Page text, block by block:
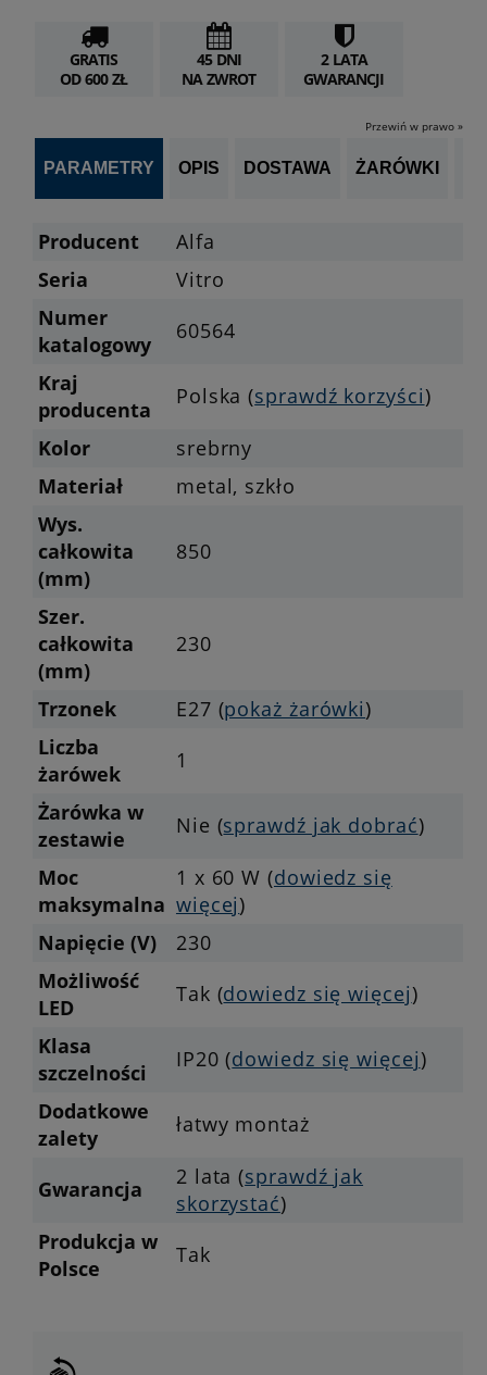
GRATIS
OD 600 ZŁ
45 DNI
NA ZWROT
2 LATA
GWARANCJI
Przewiń w prawo »
PARAMETRY OPIS DOSTAWA ŻARÓWKI
Producent
Alfa
Seria
Vitro
Numer
katalogowy
60564
Kraj
producenta
Polska (sprawdź korzyści)
Kolor
srebrny
Materiał
metal, szkło
Wys.
całkowita
(mm)
850
Szer.
całkowita
(mm)
230
Trzonek E27 (pokaż żarówki)
Liczba
żarówek
1
Żarówka w
zestawie
Nie (sprawdź jak dobrać)
Moc
maksymalna
1 x 60 W (dowiedz się
więcej)
Napięcie (V)
230
Możliwość
LED
Tak (dowiedz się więcej)
Klasa
szczelności
IP20 (dowiedz się więcej)
Dodatkowe
zalety
łatwy montaż
Gwarancja 2 lata (sprawdź jak
skorzystać)
Produkcja w
Polsce
Tak